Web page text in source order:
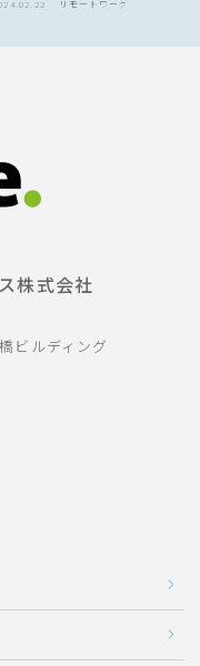
リモートワーク
株式会社
ビルディング